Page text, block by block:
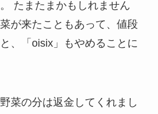
たまたまかもしれません
が来たこともあって、値段
、「oisix」もやめることに
菜の分は返金してくれまし